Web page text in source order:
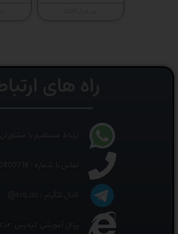
ارتباط مستقیم با مشاوران
تماس با شماره : 09100800718
کانال تلگرام : kia_ac@
پرتال آموزشی کیادرس :kia-ac.ir